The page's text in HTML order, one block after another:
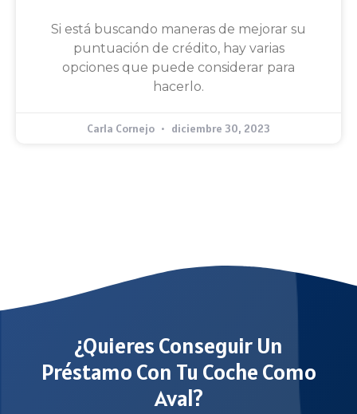
Si está buscando maneras de mejorar su
puntuación de crédito, hay varias
opciones que puede considerar para
hacerlo.
Carla Cornejo diciembre 30, 2023
¿Quieres Conseguir Un
Préstamo Con Tu Coche Como
Aval?